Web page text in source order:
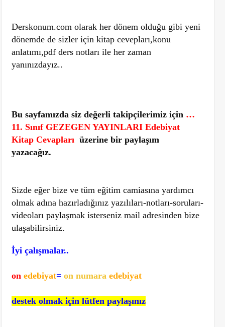
Derskonum.com olarak her dönem olduğu gibi yeni
dönemde de sizler için kitap cevepları,konu
anlatımı,pdf ders notları ile her zaman
yanınızdayız..
Bu sayfamızda siz değerli takipçilerimiz için …
11. Sınıf GEZEGEN YAYINLARI Edebiyat
Kitap Cevaplarıüzerine bir paylaşım
yazacağız.
Sizde eğer bize ve tüm eğitim camiasına yardımcı
olmak adına hazırladığınız yazılıları-notları-soruları-
videoları paylaşmak isterseniz mail adresinden bize
ulaşabilirsiniz.
İyi çalışmalar..
onedebiyat=on numara edebiyat
destek olmak için lütfen paylaşınız